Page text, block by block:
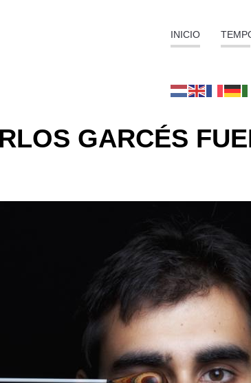
INICIO
GARCÉS